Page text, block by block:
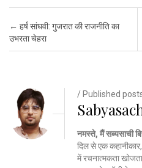
Post navigation
← हर्ष सांघवी: गुजरात की राजनीति का
उभरता चेहरा
/ Published
नमस्ते, मैं सब्यसाची
दिल से एक
में रचनात्मकता